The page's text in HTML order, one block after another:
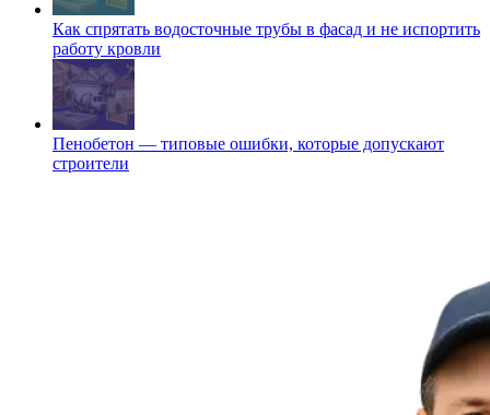
Как спрятать водосточные трубы в фасад и не испортить
работу кровли
Пенобетон — типовые ошибки, которые допускают
строители